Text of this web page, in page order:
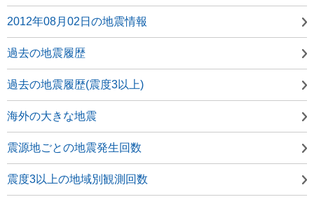
2012年08月02日の地震情報
過去の地震履歴
過去の地震履歴(震度3以上)
海外の大きな地震
震源地ごとの地震発生回数
震度3以上の地域別観測回数